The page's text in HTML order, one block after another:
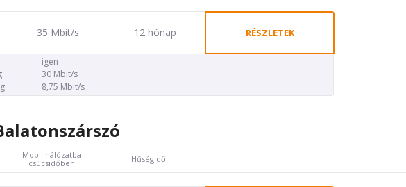
35 Mbit/s 12 hónap RÉSZLETEK
igen
30 Mbit/s
8,75 Mbit/s
Mobil hálózatba
csúcsidőben
Hűségidő